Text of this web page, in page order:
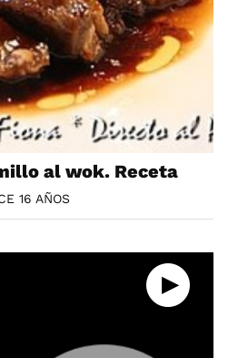
al wok. Receta
16 AÑOS